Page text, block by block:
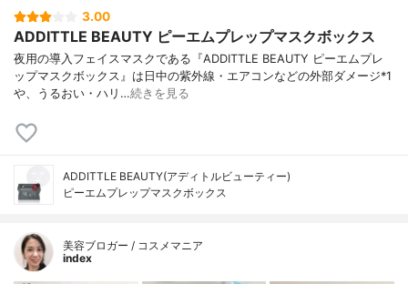
3.00
ADDITTLE BEAUTY ピーエムプレップマスクボックス
夜用の導入フェイスマスクである『ADDITTLE BEAUTY ピーエムプレ
ップマスクボックス』は日中の紫外線・エアコンなどの外部ダメージ*1
や、うるおい・ハリ…続きを見る
ADDITTLE BEAUTY(アディトルビューティー)
ピーエムプレップマスクボックス
美容ブロガー / コスメマニア
index